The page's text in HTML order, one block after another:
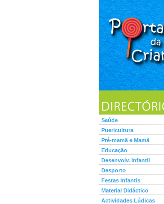
Saúde
Puericultura
Pré-mamã e Mamã
Educação
Desenvolv. Infantil
Desporto
Festas Infantis
Material Didáctico
Actividades Lúdicas